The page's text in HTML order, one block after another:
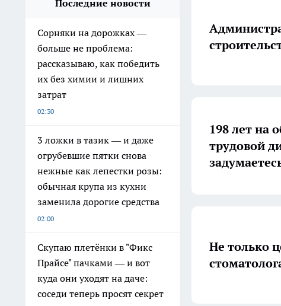
Последние новости
Сорняки на дорожках —
больше не проблема:
рассказываю, как победить
их без химии и лишних
затрат
02:30
3 ложки в тазик — и даже
огрубевшие пятки снова
нежные как лепестки розы:
обычная крупа из кухни
заменила дорогие средства
02:00
Скупаю плетёнки в "Фикс
Прайсе" пачками — и вот
куда они уходят на даче:
соседи теперь просят секрет
198 лет на
трудовой
Не только